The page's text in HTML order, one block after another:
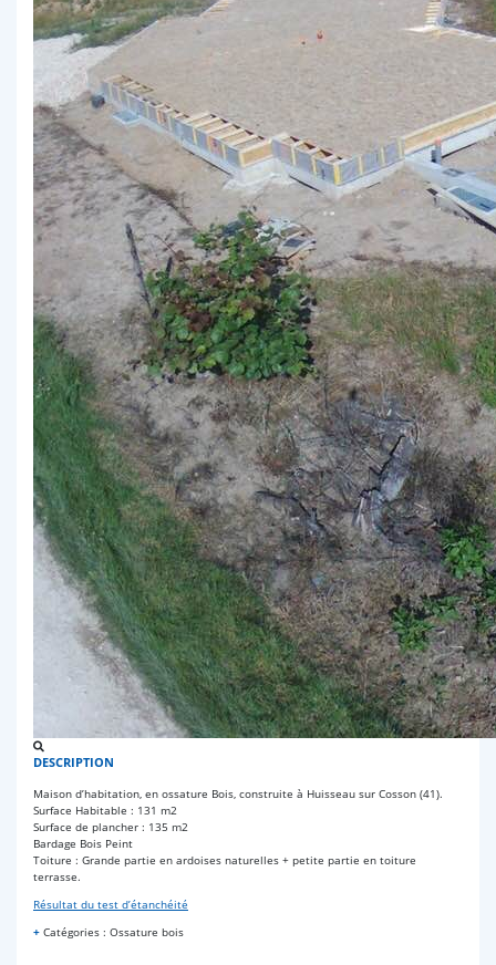
DESCRIPTION
Maison d’habitation, en ossature Bois, construite à Huisseau sur Cosson (41).
Surface Habitable : 131 m2
Surface de plancher : 135 m2
Bardage Bois Peint
Toiture : Grande partie en ardoises naturelles + petite partie en toiture
terrasse.
Résultat du test d’étanchéité
+ Catégories : Ossature bois